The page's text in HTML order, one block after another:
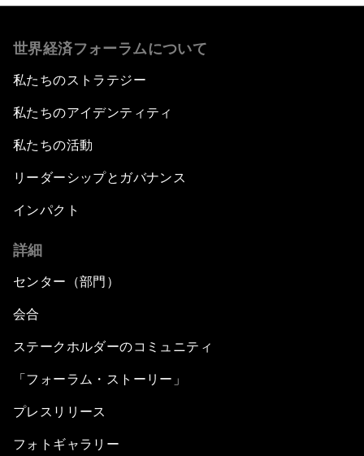
世界経済フォーラムについて
私たちのストラテジー
私たちのアイデンティティ
私たちの活動
リーダーシップとガバナンス
インパクト
詳細
センター（部門）
会合
ステークホルダーのコミュニティ
「フォーラム・ストーリー」
プレスリリース
フォトギャラリー